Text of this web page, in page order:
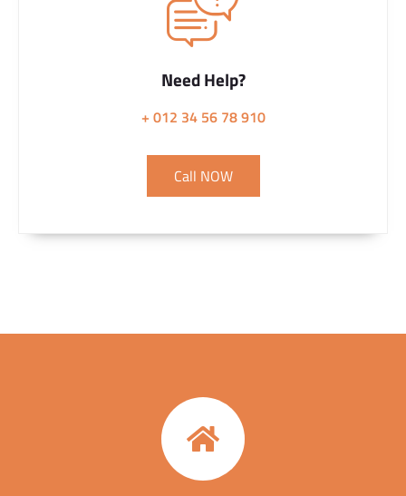
Need Help?
+ 012 34 56 78 910
Call NOW